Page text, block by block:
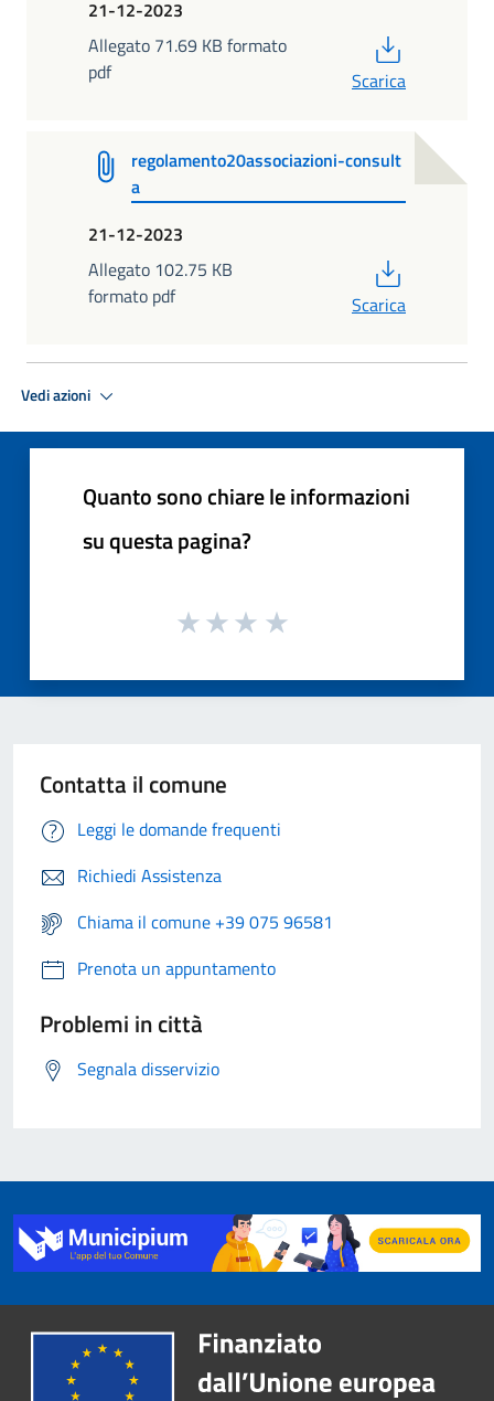
21-12-2023
Allegato 71.69 KB formato
pdf
Scarica
regolamento20associazioni-consult
a
21-12-2023
Allegato 102.75 KB
formato pdf
Scarica
Vedi azioni
Quanto sono chiare le informazioni
su questa pagina?
Contatta il comune
Leggi le domande frequenti
Richiedi Assistenza
Chiama il comune +39 075 96581
Prenota un appuntamento
Problemi in città
Segnala disservizio